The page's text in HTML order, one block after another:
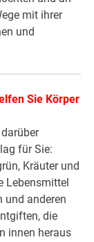
mit ihrer
und
Sie Körper
für Sie:
Kräuter und
Lebensmittel
und anderen
die
innen heraus